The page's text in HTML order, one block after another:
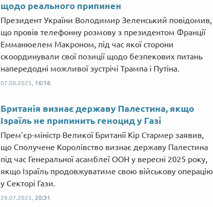
щодо реального припинен
Президент України Володимир Зеленський повідомив,
що провів телефонну розмову з президентом Франції
Емманюелем Макроном, під час якої сторони
скоординували свої позиції щодо безпекових питань
напередодні можливої зустрічі Трампа і Путіна.
07.08.2025, 16:16
Британія визнає державу Палестина, якщо
Ізраїль не припинить геноцид у Газі
Премʼєр-міністр Великої Британії Кір Стармер заявив,
що Сполучене Королівство визнає державу Палестина
під час Генеральної асамблеї ООН у вересні 2025 року,
якщо Ізраїль продовжуватиме свою військову операцію
у Секторі Гази.
29.07.2025, 20:31